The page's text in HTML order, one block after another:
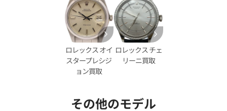
ロレックス オイ
スタープレシジ
ョン買取
ロレックス チェ
リーニ買取
その他のモデル